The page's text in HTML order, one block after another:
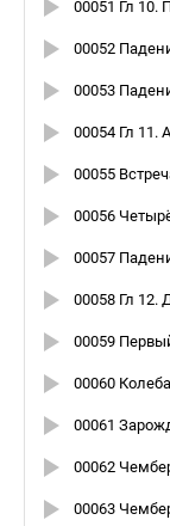
00056
00057
00058 Гл 12.
00059
00060
00062